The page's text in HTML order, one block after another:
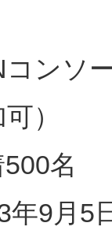
ソー
）
名
9月5